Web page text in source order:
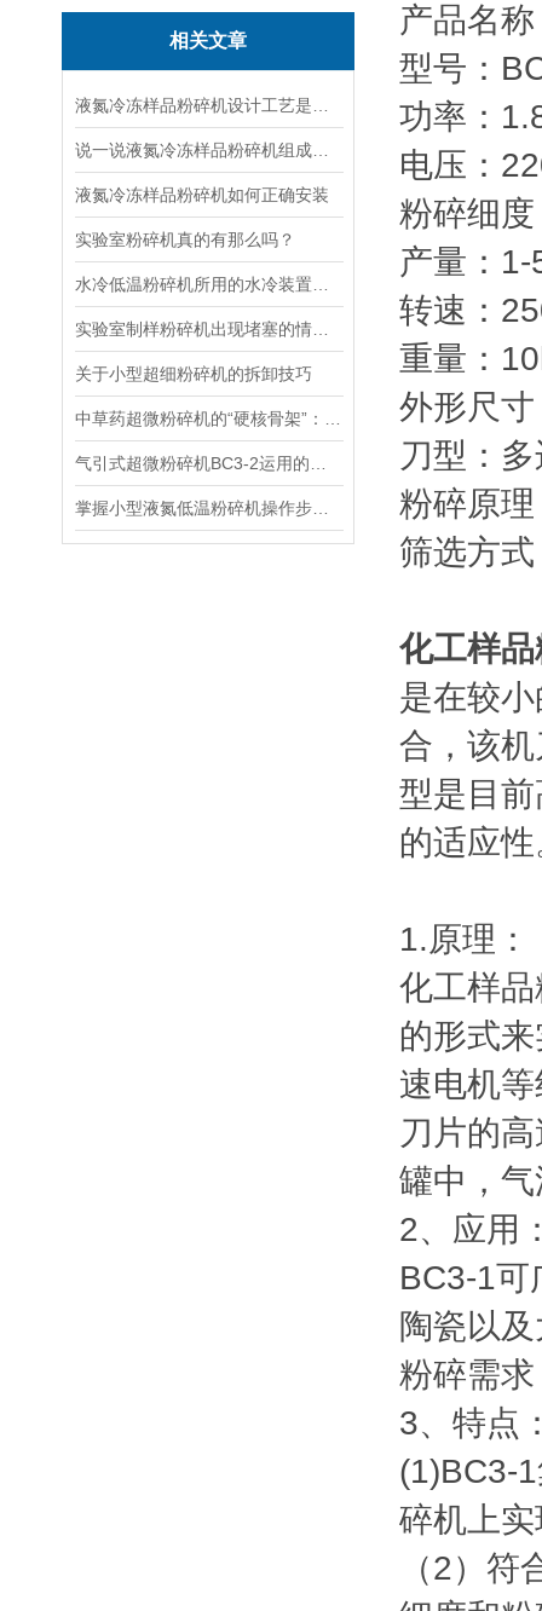
相关文章
液氮冷冻样品粉碎机如何正确安装
实验室粉碎机真的有那么吗？
关于小型超细粉碎机的拆卸技巧
产品名
型号：
功率：
电压：
粉碎细
产量：1-
转速：
重量：
外形尺
刀型：
粉碎原
筛选方
化工样
是在较
合，该
型是目
的适应
1.原理：
化工样
的形式
速电机
刀片的
罐中，
2、应用
BC3-1可
陶瓷以
粉碎需
3、特点
(1)BC3-
碎机上
（2）